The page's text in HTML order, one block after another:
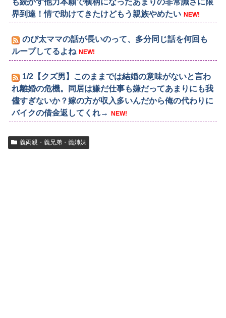
も続かず他力本願で横柄になったあまりの非常識さに限
界到達！情で助けてきたけどもう親族やめたい NEW!
のび太ママの話が長いのって、多分同じ話を何回も
ループしてるよね NEW!
1/2【クズ男】このままでは結婚の意味がないと言わ
れ離婚の危機。同居は嫌だ仕事も嫌だってあまりにも我
儘すぎないか？嫁の方が収入多いんだから俺の代わりに
バイクの借金返してくれ→
NEW!
義両親・義兄弟・義姉妹